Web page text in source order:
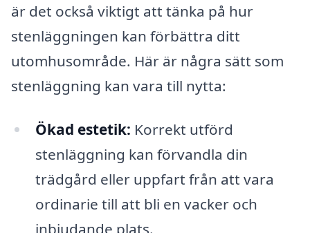
är det också viktigt att tänka på hur
stenläggningen kan förbättra ditt
utomhusområde. Här är några sätt som
stenläggning kan vara till nytta:
Ökad estetik: Korrekt utförd
stenläggning kan förvandla din
trädgård eller uppfart från att vara
ordinarie till att bli en vacker och